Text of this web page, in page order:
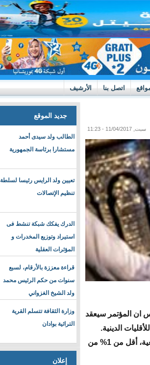
اتصل بنا الأرشيف
سبت, 11/04/2017 - 11:23
ان المؤتمر سيعقد
الدينية.
وتشكل الاقليات الدينية في المغرب، المسيحية واليهودية والبهائية والشيعية، أقل من 1% من
جديد الموقع
الطالب ولد سيدى أحمد
مستشارا برئاسة الجمهورية
تعيين ولد الرايس رئيسا لسلطة
تنظيم الإتصالات
الدرك يفكك شبكة تنشط فى
استيراد وتوزيع المخدرات و
المؤثرات العقلية
قراءة معززة بالأرقام، لسبع
سنوات من حكم الرئيس محمد
ولد الشيخ الغزواني
وزارة الثقافة تتسلم القرية
التراثية بوادان
إعلان